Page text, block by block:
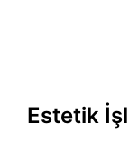
Estetik